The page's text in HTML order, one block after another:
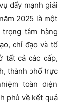
đẩy mạnh giải
2025 là một
tâm hàng
chỉ đạo và tổ
tất cả các cấp,
thành phố trực
toàn diện
phủ về kết quả